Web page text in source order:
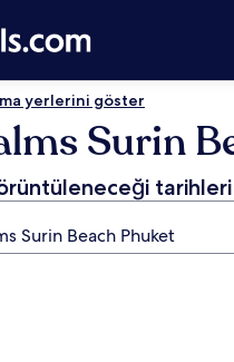
yerlerini göster
Surin